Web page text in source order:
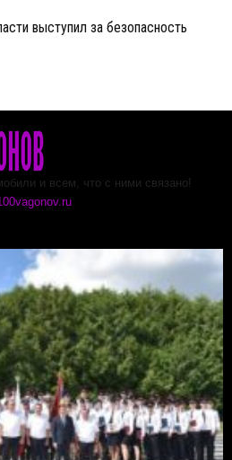
выступил за безопасность
и всем, что с ними связано!